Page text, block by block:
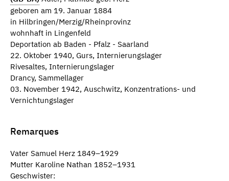
geboren am 19. Januar 1884
in Hilbringen/Merzig/Rheinprovinz
wohnhaft in Lingenfeld
Deportation ab Baden - Pfalz - Saarland
22. Oktober 1940, Gurs, Internierungslager
Rivesaltes, Internierungslager
Drancy, Sammellager
03. November 1942, Auschwitz, Konzentrations- und
Vernichtungslager
Remarques
Vater Samuel Herz 1849–1929
Mutter Karoline Nathan 1852–1931
Geschwister: